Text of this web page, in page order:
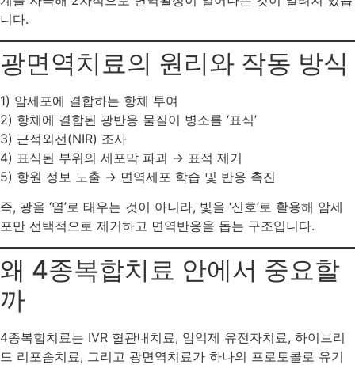
니다.
광면역치료의 원리와 작동 방식
1) 암세포에 결합하는 항체 투여
2) 항체에 결합된 광반응 물질이 병소를 ‘표식’
3) 근적외선(NIR) 조사
4) 표식된 부위의 세포막 파괴 → 표적 제거
5) 항원 정보 노출 → 면역세포 학습 및 반응 촉진
즉, 광을 ‘열’로 태우는 것이 아니라, 빛을 ‘신호’로 활용해 암세
포만 선택적으로 제거하고 면역반응을 돕는 구조입니다.
왜 4종복합치료 안에서 중요할
까
4종복합치료는 IVR 혈관내치료, 암억제 유전자치료, 하이브리
드 리포솜치료, 그리고 광면역치료가 하나의 프로토콜로 유기